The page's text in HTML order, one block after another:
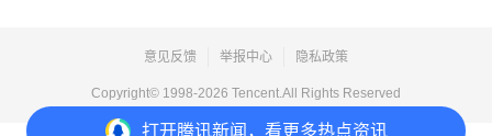
打开腾讯新闻，看更多热点资讯
意见反馈 举报中心 隐私政策
Copyright© 1998-2026 Tencent.All Rights Reserved